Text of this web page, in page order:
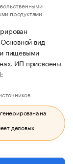
продуктами
вид
пищевыми
ИП присвоены
на
деловых